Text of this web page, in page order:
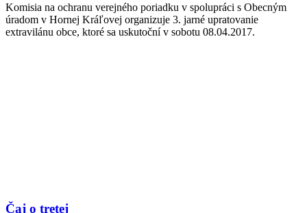
Komisia na ochranu verejného poriadku v spolupráci s Obecným
úradom v Hornej Kráľovej organizuje 3. jarné upratovanie
extravilánu obce, ktoré sa uskutoční v sobotu 08.04.2017.
Čaj o tretej